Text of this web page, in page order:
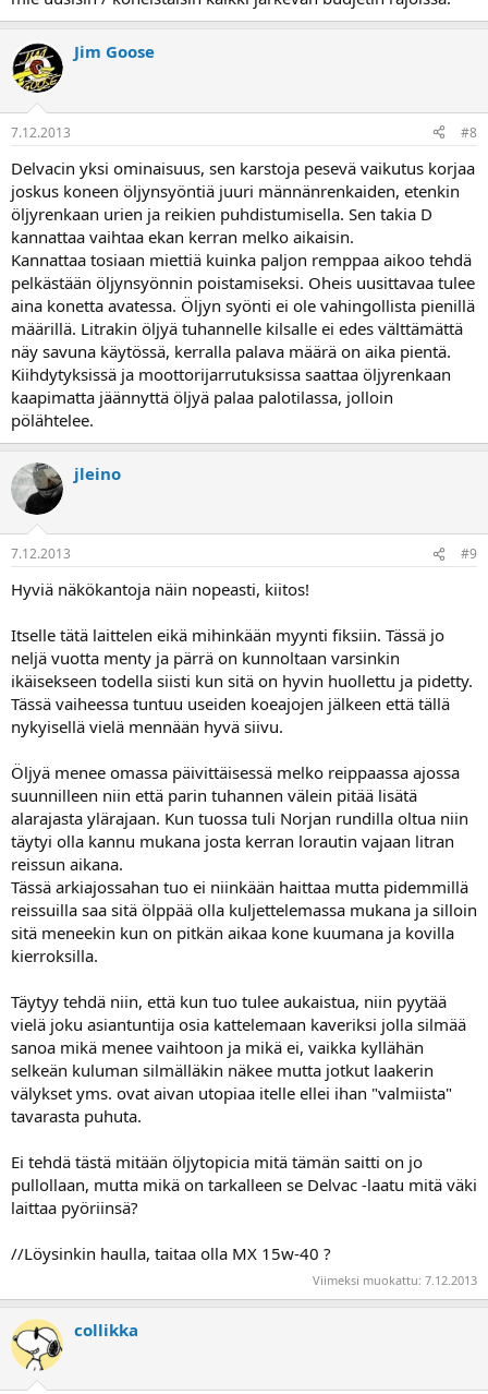
Jim Goose
7.12.2013 #8
Delvacin yksi ominaisuus, sen karstoja pesevä vaikutus korjaa
joskus koneen öljynsyöntiä juuri männänrenkaiden, etenkin
öljyrenkaan urien ja reikien puhdistumisella. Sen takia D
kannattaa vaihtaa ekan kerran melko aikaisin.
Kannattaa tosiaan miettiä kuinka paljon remppaa aikoo tehdä
pelkästään öljynsyönnin poistamiseksi. Oheis uusittavaa tulee
aina konetta avatessa. Öljyn syönti ei ole vahingollista pienillä
määrillä. Litrakin öljyä tuhannelle kilsalle ei edes välttämättä
näy savuna käytössä, kerralla palava määrä on aika pientä.
Kiihdytyksissä ja moottorijarrutuksissa saattaa öljyrenkaan
kaapimatta jäännyttä öljyä palaa palotilassa, jolloin
pölähtelee.
jleino
7.12.2013 #9
Hyviä näkökantoja näin nopeasti, kiitos!
Itselle tätä laittelen eikä mihinkään myynti fiksiin. Tässä jo
neljä vuotta menty ja pärrä on kunnoltaan varsinkin
ikäisekseen todella siisti kun sitä on hyvin huollettu ja pidetty.
Tässä vaiheessa tuntuu useiden koeajojen jälkeen että tällä
nykyisellä vielä mennään hyvä siivu.
Öljyä menee omassa päivittäisessä melko reippaassa ajossa
suunnilleen niin että parin tuhannen välein pitää lisätä
alarajasta ylärajaan. Kun tuossa tuli Norjan rundilla oltua niin
täytyi olla kannu mukana josta kerran lorautin vajaan litran
reissun aikana.
Tässä arkiajossahan tuo ei niinkään haittaa mutta pidemmillä
reissuilla saa sitä ölppää olla kuljettelemassa mukana ja silloin
sitä meneekin kun on pitkän aikaa kone kuumana ja kovilla
kierroksilla.
Täytyy tehdä niin, että kun tuo tulee aukaistua, niin pyytää
vielä joku asiantuntija osia kattelemaan kaveriksi jolla silmää
sanoa mikä menee vaihtoon ja mikä ei, vaikka kyllähän
selkeän kuluman silmälläkin näkee mutta jotkut laakerin
välykset yms. ovat aivan utopiaa itelle ellei ihan "valmiista"
tavarasta puhuta.
Ei tehdä tästä mitään öljytopicia mitä tämän saitti on jo
pullollaan, mutta mikä on tarkalleen se Delvac -laatu mitä väki
laittaa pyöriinsä?
//Löysinkin haulla, taitaa olla MX 15w-40 ?
Viimeksi muokattu: 7.12.2013
collikka